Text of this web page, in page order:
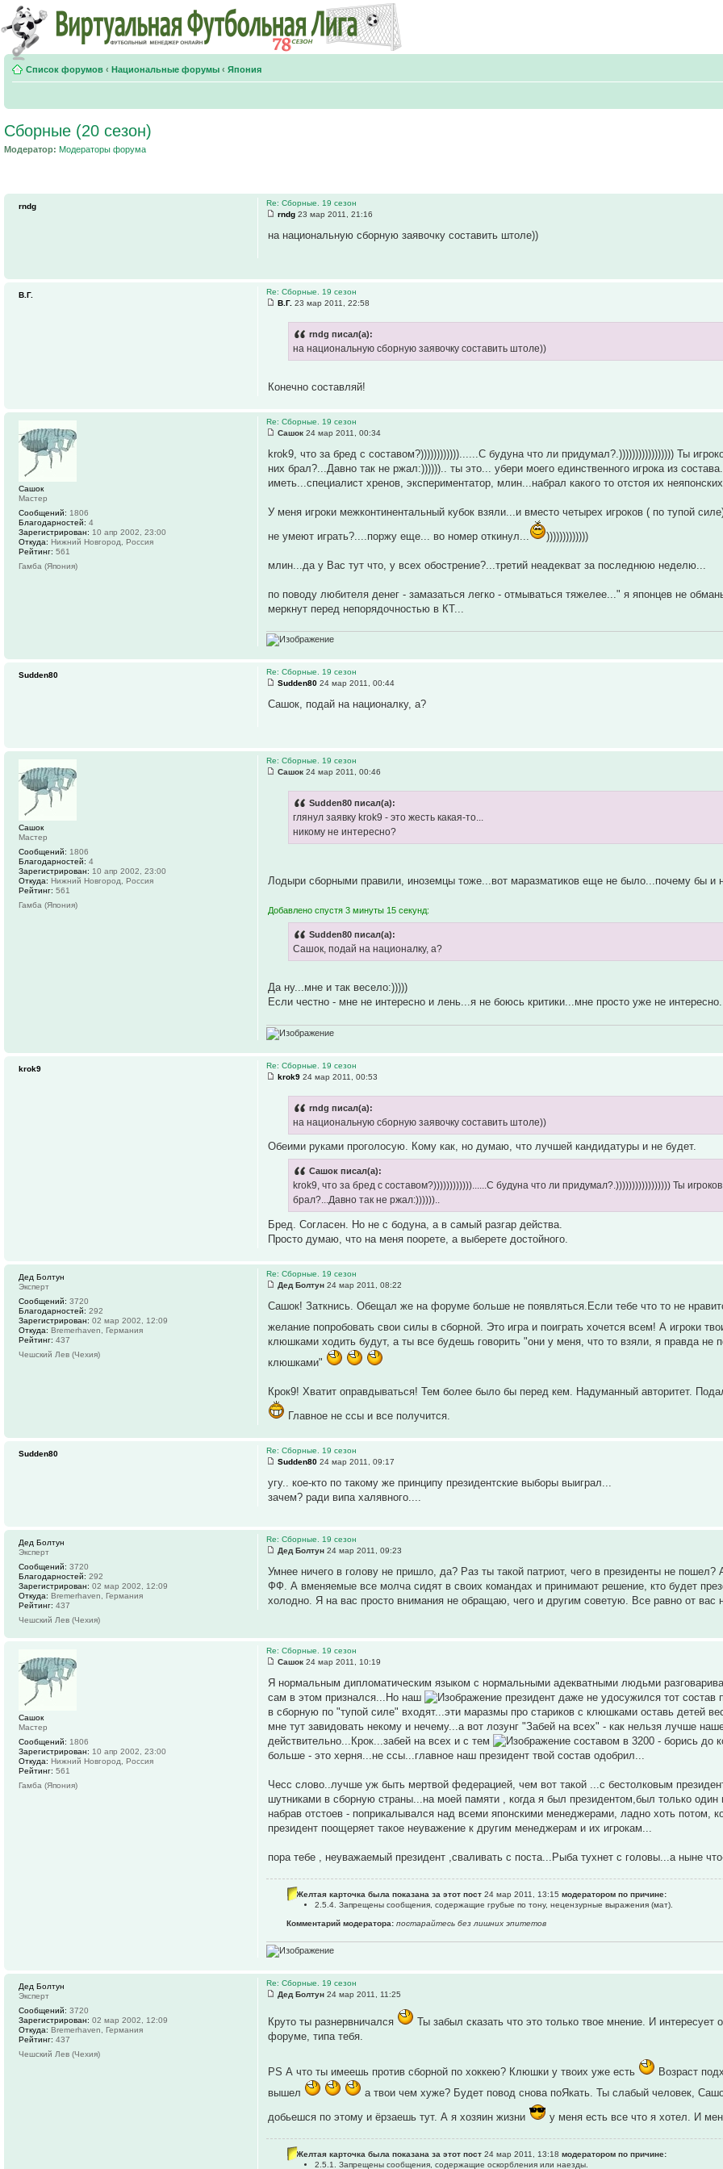
Список форумов ‹ Национальные форумы ‹ Япония
Сборные (20 сезон)
Модератор: Модераторы форума
Re: Сборные. 19 сезон
rndg 23 мар 2011, 21:16
на национальную сборную заявочку составить штоле))
rndg
Re: Сборные. 19 сезон
В.Г. 23 мар 2011, 22:58
rndg писал(а):
на национальную сборную заявочку составить штоле))
Конечно составляй!
В.Г.
Re: Сборные. 19 сезон
Сашок 24 мар 2011, 00:34
krok9, что за бред с составом?))))))))))))......С будуна что ли придумал?.))))))))))))))))) Ты
них брал?...Давно так не ржал:)))))).. ты это... убери моего единственного игрока из
иметь...специалист хренов, экспериментатор, млин...набрал какого то отстоя их
У меня игроки межконтинентальный кубок взяли...и вместо четырех игроков ( по тупой
не умеют играть?....поржу еще... во номер откинул...
)))))))))))))
млин...да у Вас тут что, у всех обострение?...третий неадекват за последнюю неделю...
по поводу любителя денег - замазаться легко - отмываться тяжелее..." я японцев не
меркнут перед непорядочностью в КТ...
Сашок
Мастер
Сообщений: 1806
Благодарностей: 4
Зарегистрирован: 10 апр 2002, 23:00
Откуда: Нижний Новгород, Россия
Рейтинг: 561
Гамба (Япония)
Re: Сборные. 19 сезон
Sudden80 24 мар 2011, 00:44
Сашок, подай на националку, а?
Sudden80
Re: Сборные. 19 сезон
Сашок 24 мар 2011, 00:46
Sudden80 писал(а):
глянул заявку krok9 - это жесть какая-то...
никому не интересно?
Лодыри сборными правили, иноземцы тоже...вот маразматиков еще не было...почему бы и
Добавлено спустя 3 минуты 15 секунд:
Sudden80 писал(а):
Сашок, подай на националку, а?
Да ну...мне и так весело:)))))
Если честно - мне не интересно и лень...я не боюсь критики...мне просто уже не интересно..
Сашок
Мастер
Сообщений: 1806
Благодарностей: 4
Зарегистрирован: 10 апр 2002, 23:00
Откуда: Нижний Новгород, Россия
Рейтинг: 561
Гамба (Япония)
Re: Сборные. 19 сезон
krok9 24 мар 2011, 00:53
rndg писал(а):
на национальную сборную заявочку составить штоле))
Обеими руками проголосую. Кому как, но думаю, что лучшей кандидатуры и не будет.
Сашок писал(а):
krok9, что за бред с составом?))))))))))))......С будуна что ли придумал?.))))))))))))))))) Ты
брал?...Давно так не ржал:))))))..
Бред. Согласен. Но не с бодуна, а в самый разгар действа.
Просто думаю, что на меня поорете, а выберете достойного.
krok9
Re: Сборные. 19 сезон
Дед Болтун 24 мар 2011, 08:22
Сашок! Заткнись. Обещал же на форуме больше не появляться.Если тебе что то не
желание попробовать свои силы в сборной. Это игра и поиграть хочется всем! А игроки
клюшками ходить будут, а ты все будешь говорить "они у меня, что то взяли, я правда
клюшками"
Крок9! Хватит оправдываться! Тем более было бы перед кем. Надуманный авторитет.
Главное не ссы и все получится.
Дед Болтун
Эксперт
Сообщений: 3720
Благодарностей: 292
Зарегистрирован: 02 мар 2002, 12:09
Откуда: Bremerhaven, Германия
Рейтинг: 437
Чешский Лев (Чехия)
Re: Сборные. 19 сезон
Sudden80 24 мар 2011, 09:17
угу.. кое-кто по такому же принципу президентские выборы выиграл...
зачем? ради випа халявного....
Sudden80
Re: Сборные. 19 сезон
Дед Болтун 24 мар 2011, 09:23
Умнее ничего в голову не пришло, да? Раз ты такой патриот, чего в президенты не
ФФ. А вменяемые все молча сидят в своих командах и принимают решение, кто будет
холодно. Я на вас просто внимания не обращаю, чего и другим советую. Все равно от вас
Дед Болтун
Эксперт
Сообщений: 3720
Благодарностей: 292
Зарегистрирован: 02 мар 2002, 12:09
Откуда: Bremerhaven, Германия
Рейтинг: 437
Чешский Лев (Чехия)
Re: Сборные. 19 сезон
Сашок 24 мар 2011, 10:19
Я нормальным дипломатическим языком с нормальными адекватными людьми
сам в этом признался...Но наш
президент даже не удосужился тот
в сборную по "тупой силе" входят...эти маразмы про стариков с клюшками оставь детей
мне тут завидовать некому и нечему...а вот лозунг "Забей на всех" - как нельзя лучше
действительно...Крок...забей на всех и с тем
составом в 3200 - борись до
больше - это херня...не ссы...главное наш президент твой состав одобрил...
Чесс слово..лучше уж быть мертвой федерацией, чем вот такой ...с бестолковым
шутниками в сборную страны...на моей памяти , когда я был президентом,был только
набрав отстоев - поприкалывался над всеми японскими менеджерами, ладно хоть потом,
президент поощеряет такое неуважение к другим менеджерам и их игрокам...
пора тебе , неуважаемый президент ,сваливать с поста...Рыба тухнет с головы...а ныне
Желтая карточка была показана за этот пост24 мар 2011, 13:15 модератором по причине:
2.5.4. Запрещены сообщения, содержащие гpубые по тону, нецензурные выpажения (мат).
Комментарий модератора: постарайтесь без лишних эпитетов
Сашок
Мастер
Сообщений: 1806
Зарегистрирован: 10 апр 2002, 23:00
Откуда: Нижний Новгород, Россия
Рейтинг: 561
Гамба (Япония)
Re: Сборные. 19 сезон
Дед Болтун 24 мар 2011, 11:25
Круто ты разнервничался
Ты забыл сказать что это только твое мнение. И
форуме, типа тебя.
PS А что ты имеешь против сборной по хоккею? Клюшки у твоих уже есть
Возраст
вышел
а твои чем хуже? Будет повод снова поЯкать. Ты слабый человек,
добьешся по этому и ёрзаешь тут. А я хозяин жизни
у меня есть все что я хотел. И
Желтая карточка была показана за этот пост24 мар 2011, 13:18 модератором по причине:
2.5.1. Запрещены сообщения, содержащие оскоpбления или наезды.
Дед Болтун
Эксперт
Сообщений: 3720
Зарегистрирован: 02 мар 2002, 12:09
Откуда: Bremerhaven, Германия
Рейтинг: 437
Чешский Лев (Чехия)